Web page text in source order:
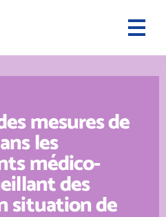
mesures de
les
médico-
des
situation de